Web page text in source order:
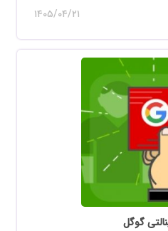
۱۴۰۵/۰۴/۲۱
گوگل